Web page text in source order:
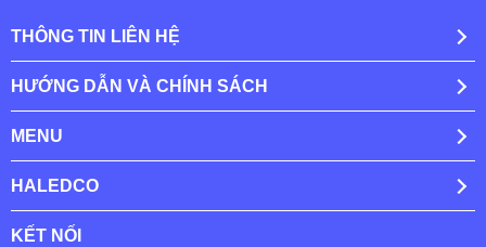
THÔNG TIN LIÊN HỆ
HƯỚNG DẪN VÀ CHÍNH SÁCH
MENU
HALEDCO
KẾT NỐI